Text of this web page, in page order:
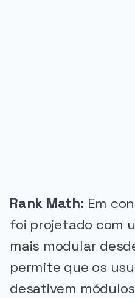
Rank Math: Em
foi projetado com
mais modular
permite que os
desativem